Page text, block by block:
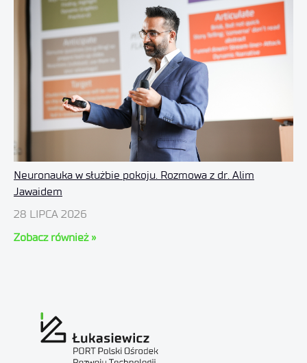
Neuronauka w służbie pokoju. Rozmowa z dr. Alim
Jawaidem
28 LIPCA 2026
Zobacz również »